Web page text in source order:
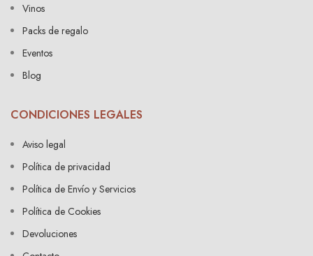
Vinos
Packs de regalo
Eventos
Blog
CONDICIONES LEGALES
Aviso legal
Política de privacidad
Política de Envío y Servicios
Política de Cookies
Devoluciones